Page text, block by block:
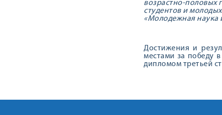
возрастно-половых
студентов и
«Молодежная наука
Достижения и
местами за победу
дипломом третьей